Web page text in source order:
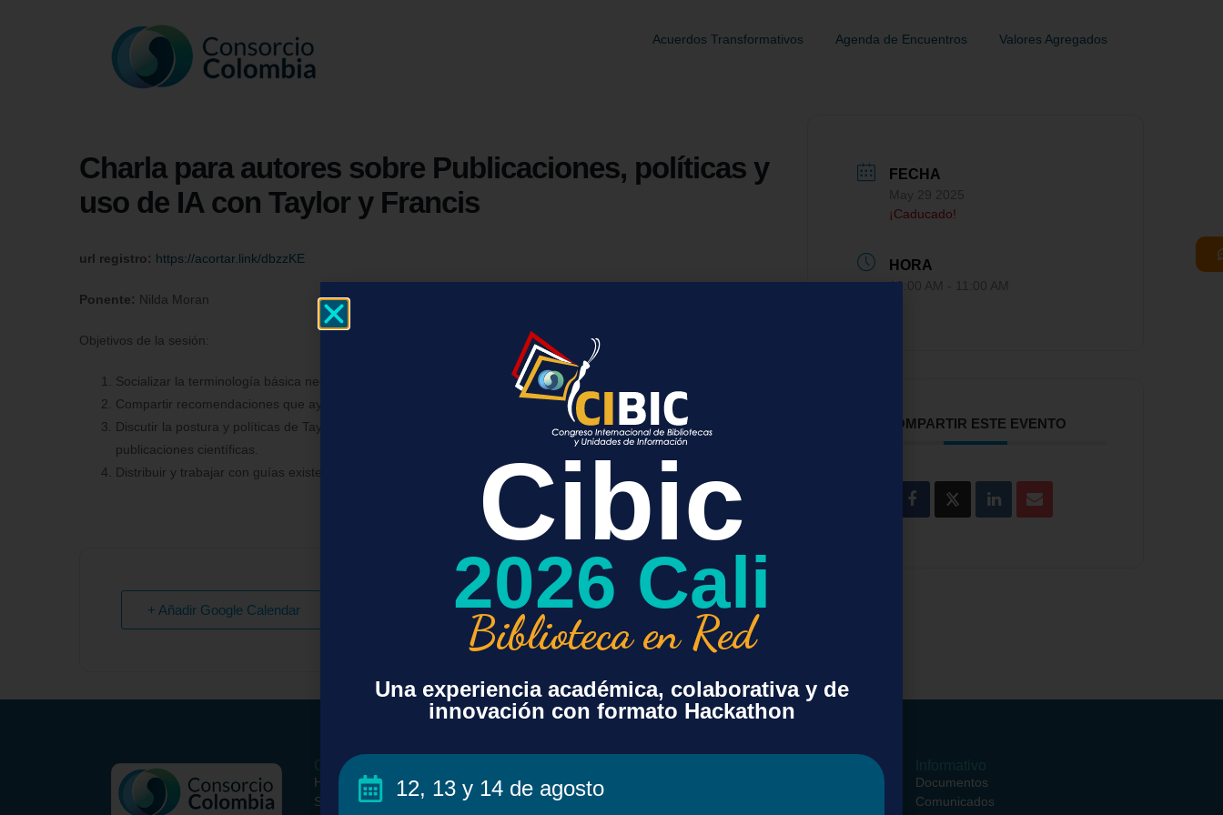
Acuerdos Transformativos Agenda de Encuentros Valores Agregados
Charla para autores sobre Publicaciones, políticas y
uso de IA con Taylor y Francis
url registro: https://acortar.link/dbzzKE
Ponente: Nilda Moran
Objetivos de la sesión:
Socializar la terminología básica necesaria conocer cuando se quiere publicar en journals de Taylor & Francis.
Compartir recomendaciones que ayuden a evitar los principales errores y mejoren los tiempos de publicación.
Discutir la postura y políticas de Taylor & Francis con respecto al uso de inteligencia artificial generativa en
publicaciones científicas.
Distribuir y trabajar con guías existentes que pueden ser útiles para la publicación de artículos científicos.
+ Añadir Google Calendar + exportación iCal / Outlook
FECHA
¡Caducado!
HORA
10:00 AM - 11:00 AM
COMPARTIR ESTE EVENTO
Conoce el Consorcio
Historia
Somos
Paquete Básico
Recursos Opcionales
Acuerdos Transformativos
Documentos
Comunicados
Cibic
2026 Cali
Biblioteca en Red
Una experiencia académica, colaborativa y de
innovación con formato Hackathon
12, 13 y 14 de agosto